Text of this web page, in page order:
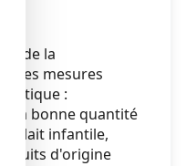
de la
des mesures
:
la bonne quantité
de lait infantile,
d'origine